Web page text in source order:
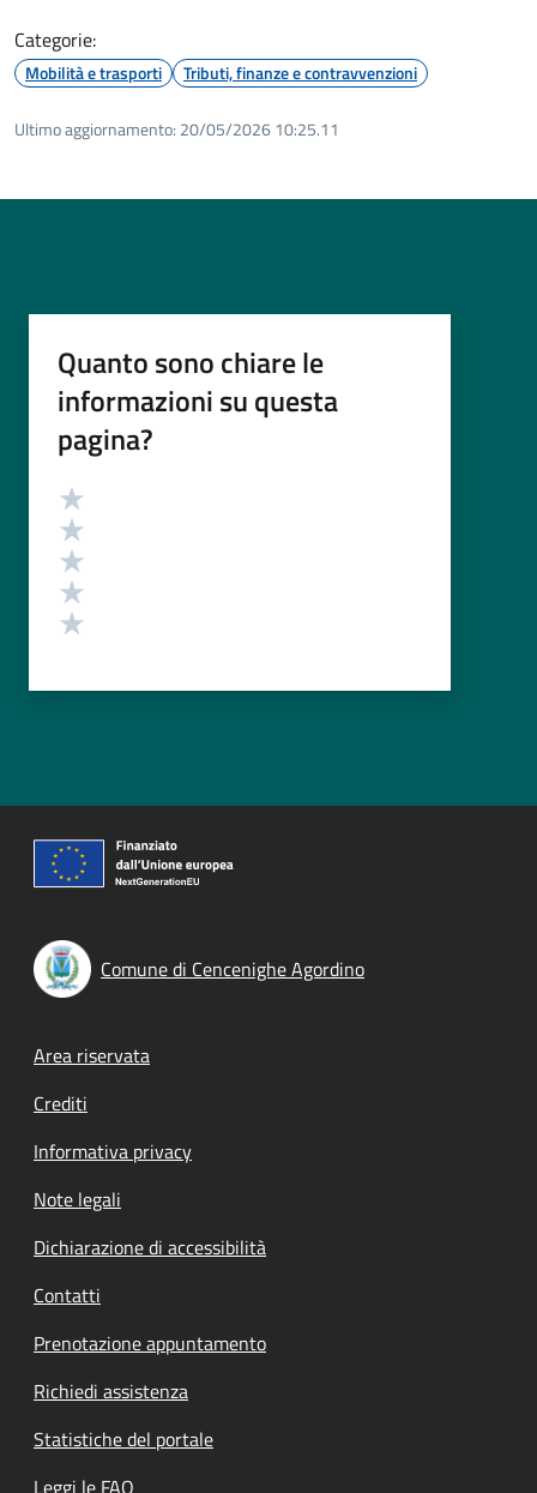
Categorie:
Mobilità e trasporti Tributi, finanze e contravvenzioni
Ultimo aggiornamento: 20/05/2026 10:25.11
Quanto sono chiare le
informazioni su questa
pagina?
Valutazione
Comune di Cencenighe Agordino
Footer menu
Area riservata
Crediti
Informativa privacy
Note legali
Dichiarazione di accessibilità
Contatti
Prenotazione appuntamento
Richiedi assistenza
Statistiche del portale
Leggi le FAQ